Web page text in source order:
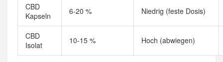
CBD
Kapseln
6-20 % Niedrig (feste Dosis)
CBD
Isolat
10-15 % Hoch (abwiegen)